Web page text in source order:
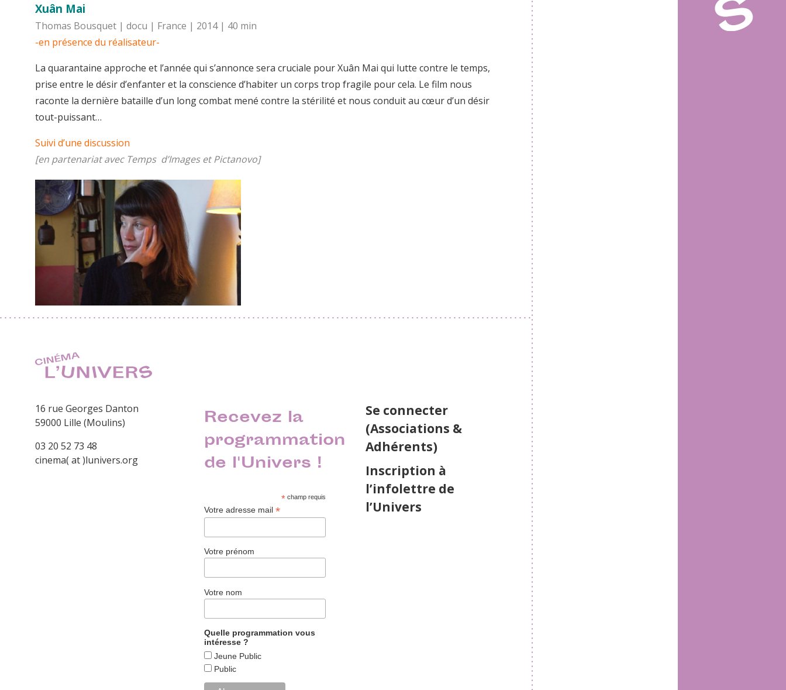
Xuân Mai
Thomas Bousquet | docu | France | 2014 | 40 min
-en présence du réalisateur-
La quarantaine approche et l’année qui s’annonce sera cruciale pour Xuân Mai qui lutte contre le temps,
prise entre le désir d’enfanter et la conscience d’habiter un corps trop fragile pour cela. Le film nous
raconte la dernière bataille d’un long combat mené contre la stérilité et nous conduit au cœur d’un désir
tout-puissant…
Suivi d’une discussion
[en partenariat avec Temps d’Images et Pictanovo]
16 rue Georges Danton
59000 Lille (Moulins)
03 20 52 73 48
cinema( at )lunivers.org
Recevez la
programmation
de l'Univers !
*champ requis
Votre adresse mail*
Votre prénom
Votre nom
Quelle programmation vous
intéresse ?
Jeune Public
Public
Se connecter
(Associations &
Adhérents)
Inscription à
l’infolettre de
l’Univers